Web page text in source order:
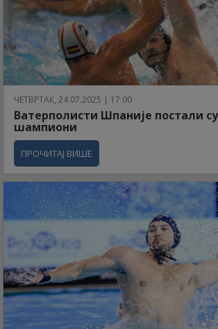
ЧЕТВРТАК, 24.07.2025 | 17:00
Ватерполисти Шпаније постали су
шампиони
ПРОЧИТАЈ ВИШЕ